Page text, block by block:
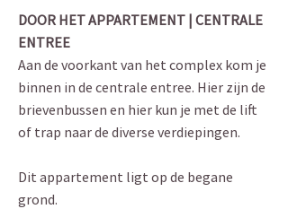
DOOR HET APPARTEMENT | CENTRALE
ENTREE
Aan de voorkant van het complex kom je
binnen in de centrale entree. Hier zijn de
brievenbussen en hier kun je met de lift
of trap naar de diverse verdiepingen.
Dit appartement ligt op de begane
grond.